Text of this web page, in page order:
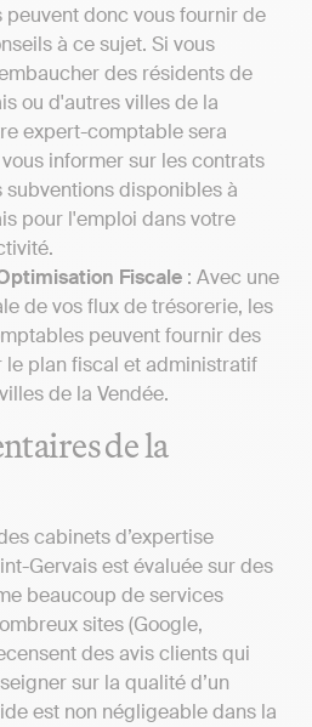
donc vous fournir de
à ce sujet. Si vous
des résidents de
ou d'autres villes de la
expert-comptable sera
informer sur les contrats
subventions disponibles à
pour l'emploi dans votre
Fiscale : Avec une
de vos flux de trésorerie, les
peuvent fournir des
le plan fiscal et administratif
de la Vendée.
de la
cabinets d’expertise
Gervais est évaluée sur des
beaucoup de services
sites (Google,
des avis clients qui
sur la qualité d’un
est non négligeable dans la